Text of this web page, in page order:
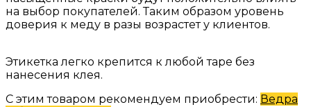
на выбор покупателей. Таким образом уровень
доверия к меду в разы возрастет у клиентов.
Этикетка легко крепится к любой таре без
нанесения клея.
С этим товаром рекомендуем приобрести: Ведра